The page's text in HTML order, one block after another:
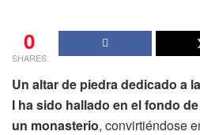
0
SHARES
Un altar de piedra dedicado a
I ha sido hallado en el fondo
un monasterio, convirtiéndose